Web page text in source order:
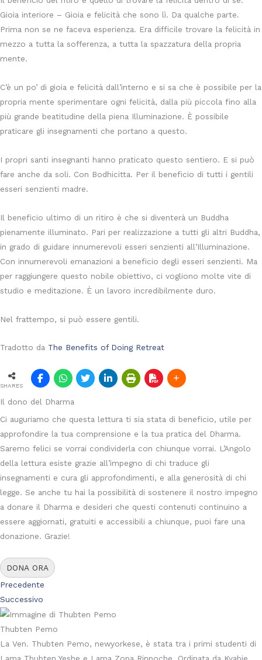
Gioia interiore – Gioia e felicità che sono lì. Da qualche parte.
Prima non se ne faceva esperienza. Era difficile trovare la felicità in
mezzo a tutta la sofferenza, a tutta la spazzatura della propria
mente.
C’è un po’ di gioia e felicità dall’interno e si sa che è possibile per la
propria mente sperimentare ogni felicità, dalla più piccola fino alla
più grande beatitudine della piena Illuminazione. È possibile
praticare gli insegnamenti che portano a questo.
I propri santi insegnanti hanno praticato questo sentiero. E si può
fare anche da soli. Con Bodhicitta. Per il beneficio di tutti i gentili
esseri senzienti madre.
Il beneficio ultimo di un ritiro è che si diventerà un Buddha
pienamente illuminato. Pari per realizzazione a tutti gli altri Buddha,
in grado di guidare innumerevoli esseri senzienti all’Illuminazione.
Con innumerevoli emanazioni a beneficio degli esseri senzienti. Ma
per raggiungere questo nobile obiettivo, ci vogliono molte vite di
studio e meditazione. È un lavoro incredibilmente duro.
Nel frattempo, si può essere gentili.
Tradotto da The Benefits of Doing Retreat
SHARES
Il dono del Dharma
Ci auguriamo che questa lettura ti sia stata di beneficio, utile per
approfondire la tua comprensione e la tua pratica del Dharma.
Saremo felici se vorrai condividerla con chiunque vorrai. L’Angolo
della lettura esiste grazie all’impegno di chi traduce gli
insegnamenti e cura gli approfondimenti, e alla generosità di chi
legge. Se anche tu hai la possibilità di sostenere il nostro impegno
a donare il Dharma e desideri che questi contenuti continuino a
essere aggiornati, gratuiti e accessibili a chiunque, puoi fare una
donazione. Grazie!
DONA ORA
Precedente
Successivo
Thubten Pemo
La Ven. Thubten Pemo, newyorkese, è stata tra i primi studenti di